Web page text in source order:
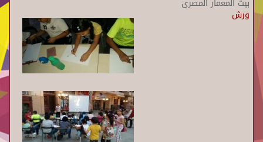
بيت المعمار المصرى
ورش